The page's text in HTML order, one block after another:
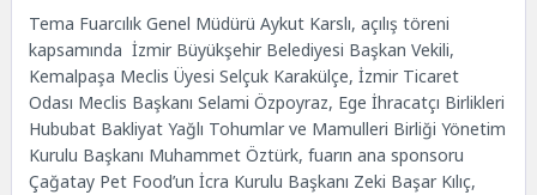
Tema Fuarcılık Genel Müdürü Aykut Karslı, açılış töreni
kapsamında İzmir Büyükşehir Belediyesi Başkan Vekili,
Kemalpaşa Meclis Üyesi Selçuk Karakülçe, İzmir Ticaret
Odası Meclis Başkanı Selami Özpoyraz, Ege İhracatçı Birlikleri
Hububat Bakliyat Yağlı Tohumlar ve Mamulleri Birliği Yönetim
Kurulu Başkanı Muhammet Öztürk, fuarın ana sponsoru
Çağatay Pet Food’un İcra Kurulu Başkanı Zeki Başar Kılıç,